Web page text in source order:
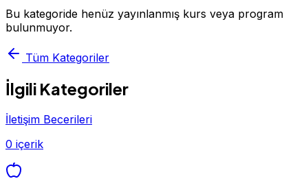
Bu kategoride henüz yayınlanmış kurs veya program
bulunmuyor.
Tüm Kategoriler
İlgili Kategoriler
İletişim Becerileri
0 içerik